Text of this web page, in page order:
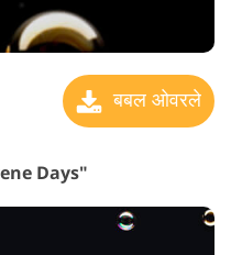
बबल ओवरले
Days"